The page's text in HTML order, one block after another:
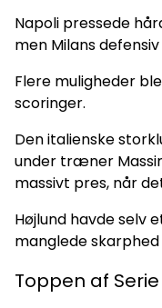
Napoli pressede
men Milans
Flere muligheder
scoringer.
Den italienske
under træner
massivt pres, når
Højlund havde selv
manglede
Toppen af